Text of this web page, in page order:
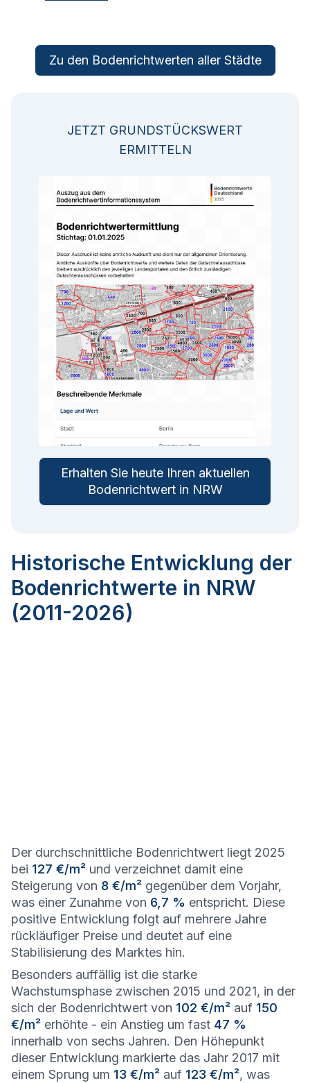
Zu den Bodenrichtwerten aller Städte
JETZT GRUNDSTÜCKSWERT
ERMITTELN
Erhalten Sie heute Ihren aktuellen
Bodenrichtwert in NRW
Historische Entwicklung der
Bodenrichtwerte in NRW
(2011-2026)
Der durchschnittliche Bodenrichtwert liegt 2025
bei 127 €/m² und verzeichnet damit eine
Steigerung von 8 €/m² gegenüber dem Vorjahr,
was einer Zunahme von 6,7 % entspricht. Diese
positive Entwicklung folgt auf mehrere Jahre
rückläufiger Preise und deutet auf eine
Stabilisierung des Marktes hin.
Besonders auffällig ist die starke
Wachstumsphase zwischen 2015 und 2021, in der
sich der Bodenrichtwert von 102 €/m² auf 150
€/m² erhöhte - ein Anstieg um fast 47 %
innerhalb von sechs Jahren. Den Höhepunkt
dieser Entwicklung markierte das Jahr 2017 mit
einem Sprung um 13 €/m² auf 123 €/m², was